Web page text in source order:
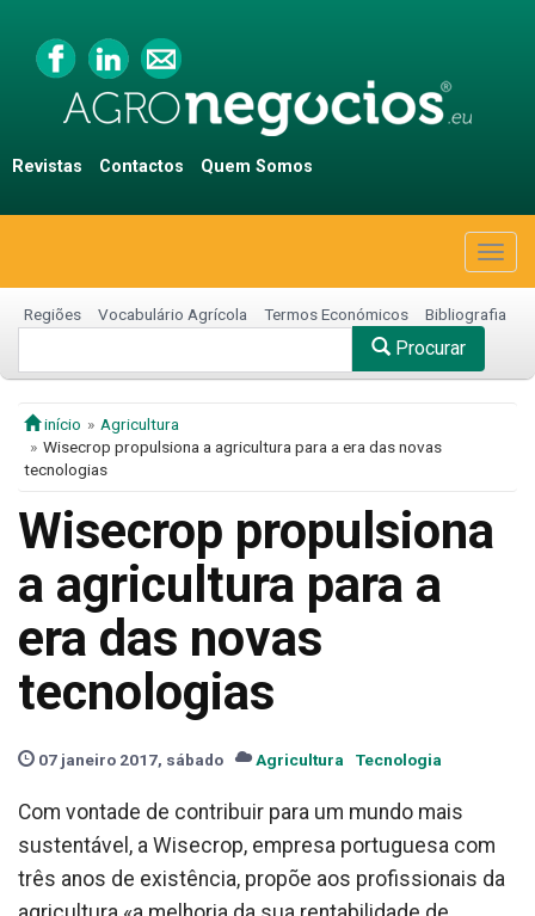
Revistas Contactos Quem Somos
Regiões Vocabulário Agrícola Termos Económicos Bibliografia
Procurar
início
Agricultura
Wisecrop propulsiona a agricultura para a era das novas
tecnologias
Wisecrop propulsiona
a agricultura para a
era das novas
tecnologias
07 janeiro 2017, sábado Agricultura Tecnologia
Com vontade de contribuir para um mundo mais
sustentável, a Wisecrop, empresa portuguesa com
três anos de existência, propõe aos profissionais da